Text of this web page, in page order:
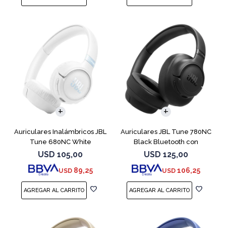
Auriculares Inalámbricos JBL
Tune 680NC White
USD 105,00
USD 89,25
Auriculares JBL Tune 780NC
Black Bluetooth con
Micrófono
USD 125,00
USD 106,25